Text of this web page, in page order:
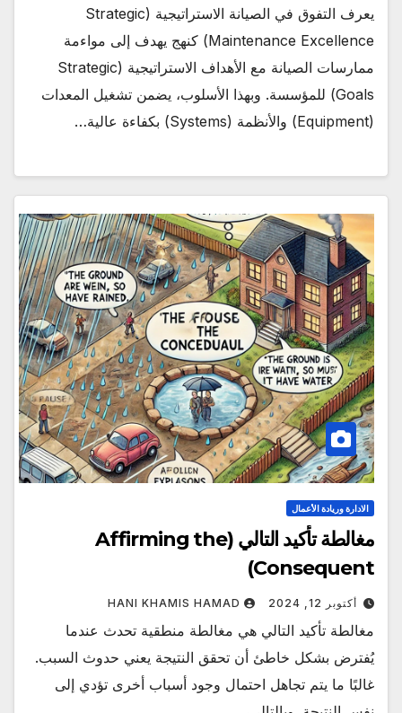
يعرف التفوق في الصيانة الاستراتيجية (Strategic
Maintenance Excellence) كنهج يهدف إلى مواءمة
ممارسات الصيانة مع الأهداف الاستراتيجية (Strategic
Goals) للمؤسسة. وبهذا الأسلوب، يضمن تشغيل المعدات
(Equipment) والأنظمة (Systems) بكفاءة عالية…
الادارة وريادة الأعمال
مغالطة تأكيد التالي (Affirming the
Consequent)
أكتوبر 12, 2024 HANI KHAMIS HAMAD
مغالطة تأكيد التالي هي مغالطة منطقية تحدث عندما
يُفترض بشكل خاطئ أن تحقق النتيجة يعني حدوث السبب.
غالبًا ما يتم تجاهل احتمال وجود أسباب أخرى تؤدي إلى